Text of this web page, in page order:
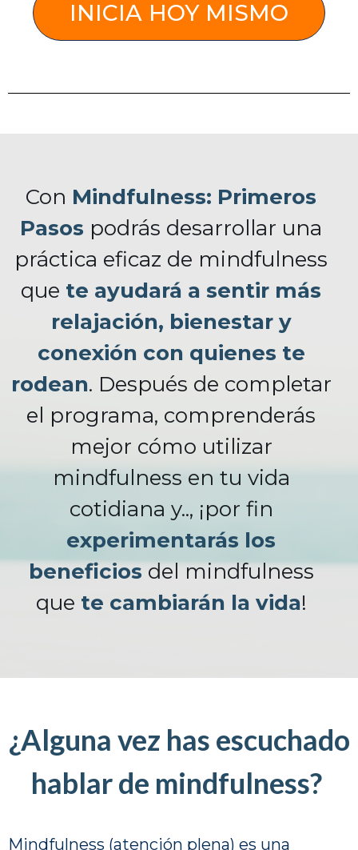
INICIA HOY MISMO
Con Mindfulness: Primeros
Pasos podrás desarrollar una
práctica eficaz de mindfulness
que te ayudará a sentir más
relajación, bienestar y
conexión con quienes te
rodean. Después de completar
el programa, comprenderás
mejor cómo utilizar
mindfulness en tu vida
cotidiana y.., ¡por fin
experimentarás los
beneficios del mindfulness
que te cambiarán la vida!
¿Alguna vez has escuchado
hablar de mindfulness?
Mindfulness (atención plena) es una